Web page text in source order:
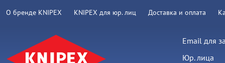
О бренде KNIPEX KNIPEX для юр. лиц Доставка и оплата
Email для
Юр. лица